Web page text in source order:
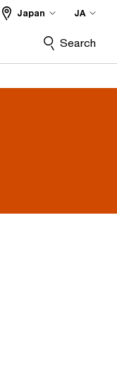
Japan JA
Search